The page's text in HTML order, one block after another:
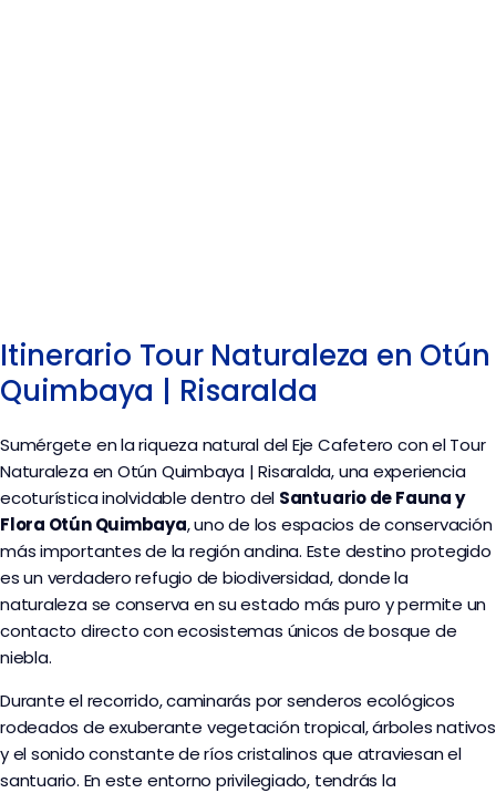
Itinerario Tour Naturaleza en Otún
Quimbaya | Risaralda
Sumérgete en la riqueza natural del Eje Cafetero con el Tour
Naturaleza en Otún Quimbaya | Risaralda, una experiencia
ecoturística inolvidable dentro del Santuario de Fauna y
Flora Otún Quimbaya, uno de los espacios de conservación
más importantes de la región andina. Este destino protegido
es un verdadero refugio de biodiversidad, donde la
naturaleza se conserva en su estado más puro y permite un
contacto directo con ecosistemas únicos de bosque de
niebla.
Durante el recorrido, caminarás por senderos ecológicos
rodeados de exuberante vegetación tropical, árboles nativos
y el sonido constante de ríos cristalinos que atraviesan el
santuario. En este entorno privilegiado, tendrás la